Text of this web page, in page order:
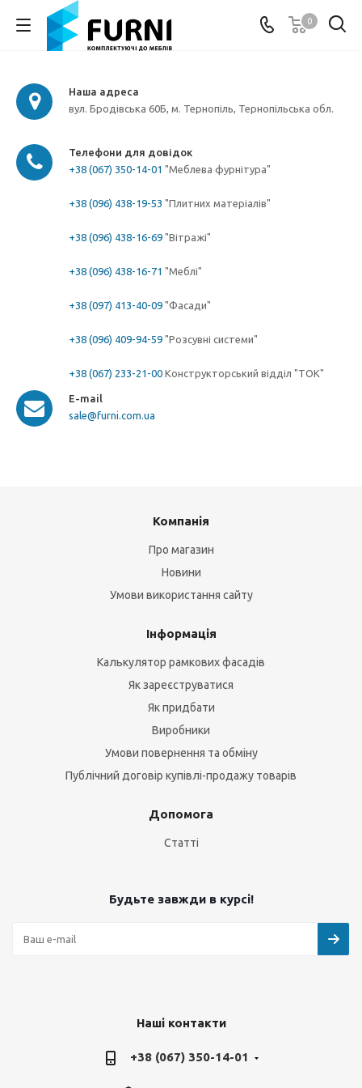
0
Наша адреса
вул. Бродівська 60Б, м. Тернопіль, Тернопільська обл.
Телефони для довідок
+38 (067) 350-14-01 "Меблева фурнітура"
+38 (096) 438-19-53 "Плитних матеріалів"
+38 (096) 438-16-69 "Вітражі"
+38 (096) 438-16-71 "Меблі"
+38 (097) 413-40-09 "Фасади"
+38 (096) 409-94-59 "Розсувні системи"
+38 (067) 233-21-00 Конструкторський відділ "ТОК"
E-mail
sale@furni.com.ua
Компанія
Про магазин
Новини
Умови використання сайту
Інформація
Калькулятор рамкових фасадів
Як зареєструватися
Як придбати
Виробники
Умови повернення та обміну
Публічний договір купівлі-продажу товарів
Допомога
Статті
Будьте завжди в курсі!
Наші контакти
+38 (067) 350-14-01